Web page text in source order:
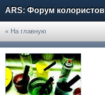
ARS: Форум колористов
« На главную